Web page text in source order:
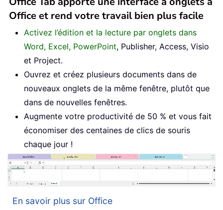
Office et rend votre travail bien plus facile
Activez l’édition et la lecture par onglets dans
Word, Excel, PowerPoint, Publisher, Access, Visio
et Project.
Ouvrez et créez plusieurs documents dans de
nouveaux onglets de la même fenêtre, plutôt que
dans de nouvelles fenêtres.
Augmente votre productivité de 50 % et vous fait
économiser des centaines de clics de souris
chaque jour !
En savoir plus sur Office